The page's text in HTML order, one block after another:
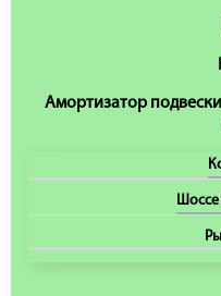
Амортизатор подвески